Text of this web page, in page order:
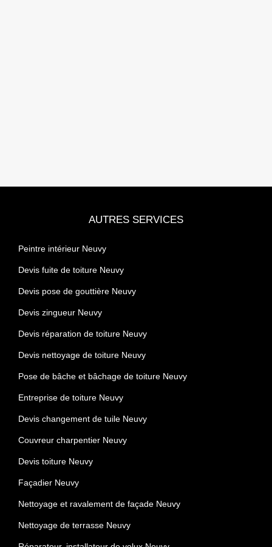
AUTRES SERVICES
Peintre intérieur Neuvy
Devis fuite de toiture Neuvy
Devis pose de gouttière Neuvy
Devis zingueur Neuvy
Devis réparation de toiture Neuvy
Devis nettoyage de toiture Neuvy
Pose de bâche et bâchage de toiture Neuvy
Entreprise de toiture Neuvy
Devis changement de tuile Neuvy
Couvreur charpentier Neuvy
Devis toiture Neuvy
Façadier Neuvy
Nettoyage et ravalement de façade Neuvy
Nettoyage de terrasse Neuvy